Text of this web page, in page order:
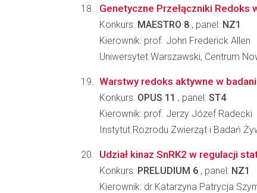
Genetyczne Przełączniki Redoks
Konkurs: MAESTRO 8 , panel: NZ1
Kierownik: prof. John Frederick Allen
Uniwersytet Warszawski, Centrum
Warstwy redoks aktywne w
Konkurs: OPUS 11 , panel: ST4
Kierownik: prof. Jerzy Józef Radecki
Instytut Rozrodu Zwierząt i Badań
Udział kinaz SnRK2 w regulacji
Konkurs: PRELUDIUM 6 , panel: NZ1
Kierownik: dr Katarzyna Patrycja